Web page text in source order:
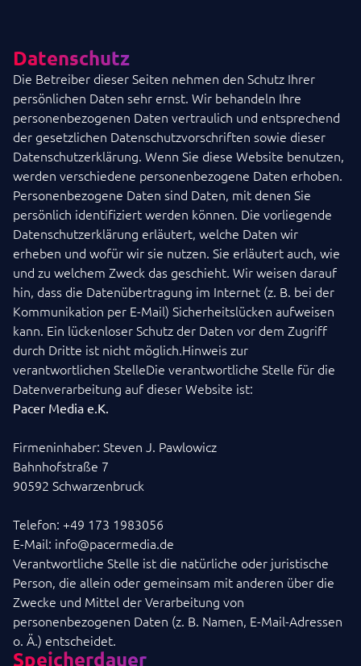
Datenschutz
Die Betreiber dieser Seiten nehmen den Schutz Ihrer
persönlichen Daten sehr ernst. Wir behandeln Ihre
personenbezogenen Daten vertraulich und entsprechend
der gesetzlichen Datenschutzvorschriften sowie dieser
Datenschutzerklärung. Wenn Sie diese Website benutzen,
werden verschiedene personenbezogene Daten erhoben.
Personenbezogene Daten sind Daten, mit denen Sie
persönlich identifiziert werden können. Die vorliegende
Datenschutzerklärung erläutert, welche Daten wir
erheben und wofür wir sie nutzen. Sie erläutert auch, wie
und zu welchem Zweck das geschieht. Wir weisen darauf
hin, dass die Datenübertragung im Internet (z. B. bei der
Kommunikation per E-Mail) Sicherheitslücken aufweisen
kann. Ein lückenloser Schutz der Daten vor dem Zugriff
durch Dritte ist nicht möglich.Hinweis zur
verantwortlichen StelleDie verantwortliche Stelle für die
Datenverarbeitung auf dieser Website ist:
Pacer Media e.K.
Firmeninhaber: Steven J. Pawlowicz
Bahnhofstraße 7
90592 Schwarzenbruck
Telefon: +49 173 1983056
E-Mail: info@pacermedia.de
Verantwortliche Stelle ist die natürliche oder juristische
Person, die allein oder gemeinsam mit anderen über die
Zwecke und Mittel der Verarbeitung von
personenbezogenen Daten (z. B. Namen, E-Mail-Adressen
o. Ä.) entscheidet.
Speicherdauer